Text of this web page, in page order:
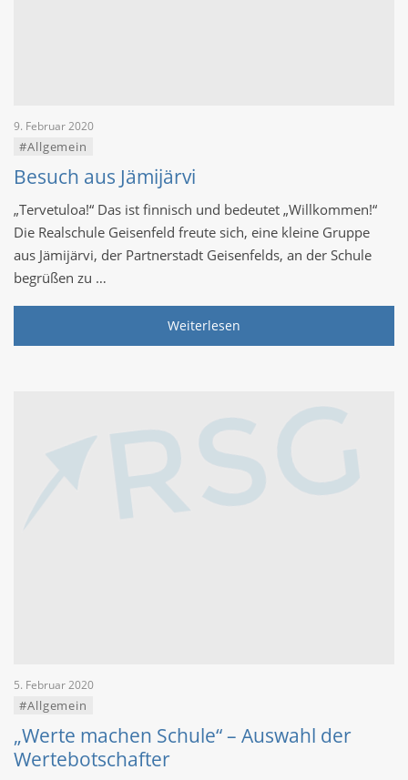
9. Februar 2020
#Allgemein
Besuch aus Jämijärvi
„Tervetuloa!“ Das ist finnisch und bedeutet „Willkommen!“
Die Realschule Geisenfeld freute sich, eine kleine Gruppe
aus Jämijärvi, der Partnerstadt Geisenfelds, an der Schule
begrüßen zu …
Weiterlesen
5. Februar 2020
#Allgemein
„Werte machen Schule“ – Auswahl der
Wertebotschafter